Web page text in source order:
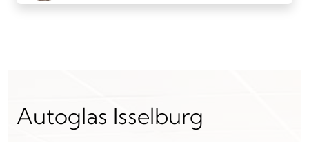
Autoglas Isselburg